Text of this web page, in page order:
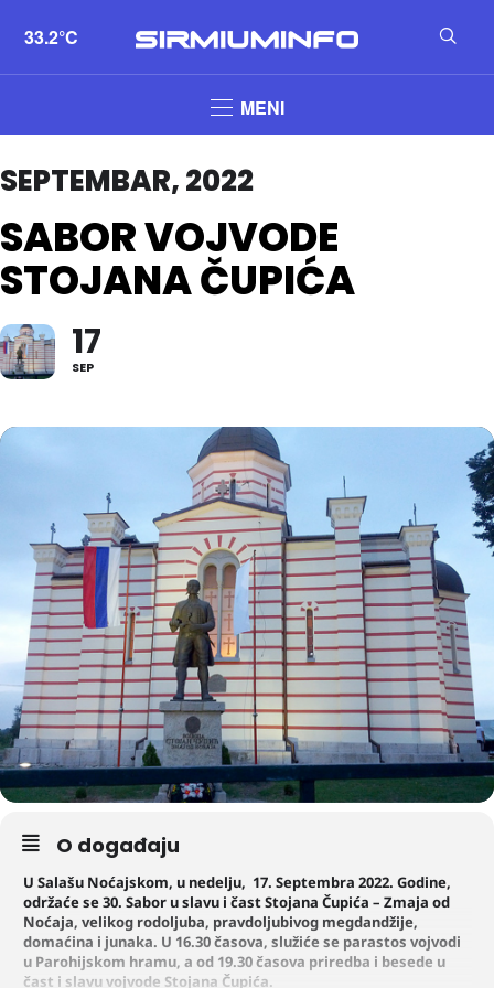
33.2°C
MENI
SEPTEMBAR, 2022
SABOR VOJVODE
STOJANA ČUPIĆA
17
SEP
O događaju
U Salašu Noćajskom, u nedelju, 17. Septembra 2022. Godine,
održaće se 30. Sabor u slavu i čast Stojana Čupića – Zmaja od
Noćaja, velikog rodoljuba, pravdoljubivog megdandžije,
domaćina i junaka. U 16.30 časova, služiće se parastos vojvodi
u Parohijskom hramu, a od 19.30 časova priredba i besede u
čast i slavu vojvode Stojana Čupića.